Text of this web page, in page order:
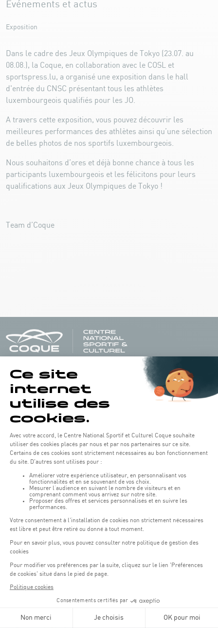
Événements et actus
Exposition
Dans le cadre des Jeux Olympiques de Tokyo (23.07. au
08.08.), la Coque, en collaboration avec le COSL et
sportspress.lu, a organisé une exposition dans le hall
d'entrée du CNSC présentant tous les athlètes
luxembourgeois qualifiés pour les JO.
A travers cette exposition, vous pouvez découvrir les
meilleures performances des athlètes ainsi qu’une sélection
de belles photos de nos sportifs luxembourgeois.
Nous souhaitons d’ores et déjà bonne chance à tous les
participants luxembourgeois et les félicitons pour leurs
qualifications aux Jeux Olympiques de Tokyo !
Team d’Coque
Horaires d'ouverture du batiment de la Coque :
Lundi - vendredi : 06h30 - 22h00
Weekend : 07h30 - 19h00
Pensez à vous informer des horaires d'ouverture de chaque activité.
Accès :
COQUE • 2 rue Léon Hengen, Luxembourg (L-1745)
Transport en commun: Arrêt Tram "Coque"
Parkings:
clients Coque (hors manifestations)
Pendant les jours d'événements à la Coque, les places de parkings sont
restreintes. Veuillez privilégier les transports en commun dans la mesure du
possible.